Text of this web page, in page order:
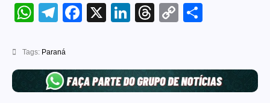
WhatsApp
Telegram
Facebook
X LinkedIn
Threads
Copy
Tags: Paraná